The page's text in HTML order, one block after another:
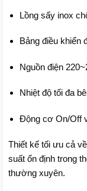
Lồng sấy inox
Bảng điều khiển
Nguồn điện
Nhiệt độ tối đa
Động cơ On/Off
Thiết kế tối ưu cả
suất ổn định trong
thường xuyên.